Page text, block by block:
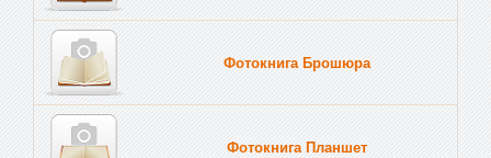
Фотокнига Брошюра
Фотокнига Планшет